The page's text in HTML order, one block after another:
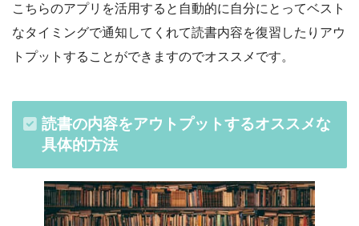
こちらのアプリを活用すると自動的に自分にとってベスト
なタイミングで通知してくれて読書内容を復習したりアウ
トプットすることができますのでオススメです。
読書の内容をアウトプットするオススメな
具体的方法